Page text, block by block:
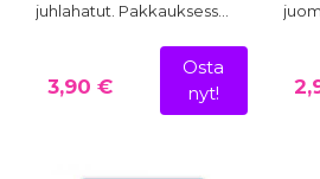
juhlahatut. Pakkauksess…
3,90 €
Osta
nyt!